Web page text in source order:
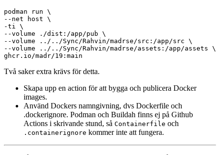
podman run \
--net host \
-ti \
--volume ./dist:/app/pub \
--volume ../../Sync/Rahvin/madrse/src:/app/src \
--volume ../../Sync/Rahvin/madrse/assets:/app/assets \
Två saker extra krävs för detta.
Skapa upp en action för att bygga och publicera Docker
images.
Använd Dockers namngivning, dvs Dockerfile och
.dockerignore. Podman och Buildah finns ej på Github
Actions i skrivande stund, så Containerfile och
.containerignore kommer inte att fungera.